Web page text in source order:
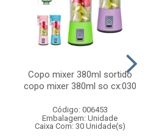
Copo mixer 380ml sortido
copo mixer 380ml so cx:030
Código: 006453
Embalagem: Unidade
Caixa Com: 30 Unidade(s)